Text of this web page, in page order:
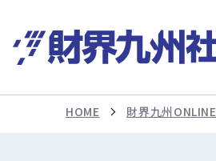
HOME 財界九州ONLINE